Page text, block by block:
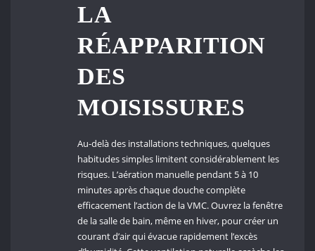
LA
RÉAPPARITION
DES
MOISISSURES
Au-delà des installations techniques, quelques
habitudes simples limitent considérablement les
risques. L’aération manuelle pendant 5 à 10
minutes après chaque douche complète
efficacement l’action de la VMC. Ouvrez la fenêtre
de la salle de bain, même en hiver, pour créer un
courant d’air qui évacue rapidement l’excès